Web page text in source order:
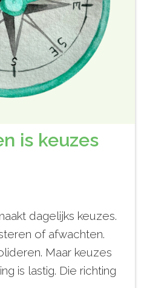
is keuzes
dagelijks keuzes.
of afwachten.
Maar keuzes
is lastig. Die richting